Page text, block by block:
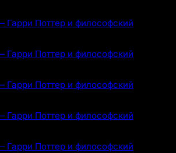
Поттер и философский
Поттер и философский
Поттер и философский
Поттер и философский
Поттер и философский